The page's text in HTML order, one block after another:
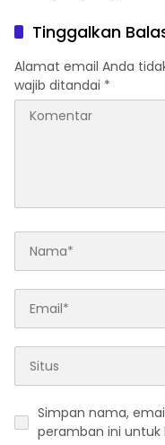
Bermasalah
Tinggalkan
Alamat email Anda
wajib ditandai *
Simpan nama,
peramban ini untuk